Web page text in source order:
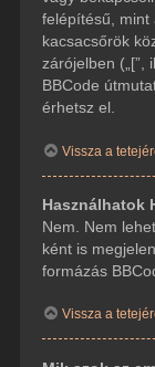
felépítésű, mint
kacsacsőrök
zárójelben („[”,
BBCode
érhetsz el.
Vissza a
Használhatok
Nem. Nem
ként is
formázás
Vissza a